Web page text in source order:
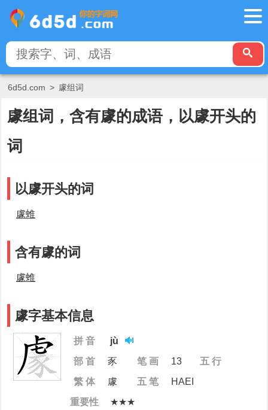
6d5d.com > 豦组词
豦组词，含有豦的成语，以豦开头的
词
以豦开头的词
豦蜼
含有豦的词
豦蜼
豦字基本信息
拼 音
jù
部 首
豕 笔 画 13
五 行
繁 体
豦 五 笔
HAEI
重要性
★★★